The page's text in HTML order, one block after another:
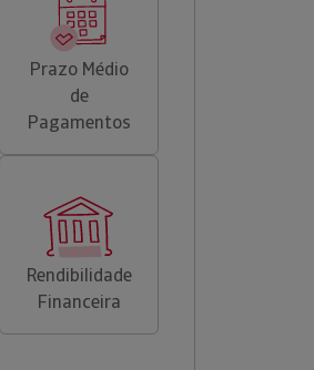
Prazo Médio
de
Pagamentos
Rendibilidade
Financeira